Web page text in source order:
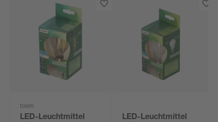
toom
LED-Leuchtmittel
LED-Leuchtmittel